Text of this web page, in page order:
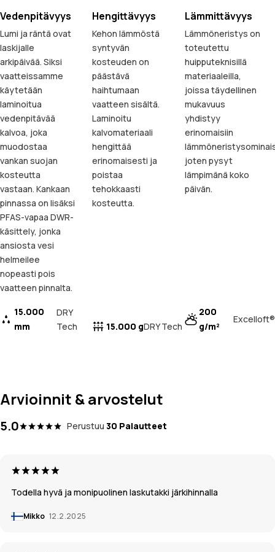
Vedenpitävyys
Lumi ja räntä ovat
laskijalle
arkipäivää. Siksi
vaatteissamme
käytetään
laminoitua
vedenpitävää
kalvoa, joka
muodostaa
vankan suojan
kosteutta
vastaan. Kankaan
pinnassa on lisäksi
PFAS-vapaa DWR-
käsittely, jonka
ansiosta vesi
helmeilee
nopeasti pois
vaatteen pinnalta.
15.000
mm
DRY
Tech
Hengittävyys
Kehon lämmöstä
syntyvän
kosteuden on
päästävä
haihtumaan
vaatteen sisältä.
Laminoitu
kalvomateriaali
hengittää
erinomaisesti ja
poistaa
tehokkaasti
kosteutta.
15.000 gDRY Tech
Lämmittävyys
Lämmöneristys on
toteutettu
huipputeknisillä
materiaaleilla,
joissa täydellinen
mukavuus
yhdistyy
erinomaisiin
joten pysyt
lämpimänä koko
päivän.
200
g/m²
Excelloft®
Arvioinnit & arvostelut
5.0 Perustuu 30 Palautteet
Todella hyvä ja monipuolinen laskutakki järkihinnalla
Mikko 12.2.2025